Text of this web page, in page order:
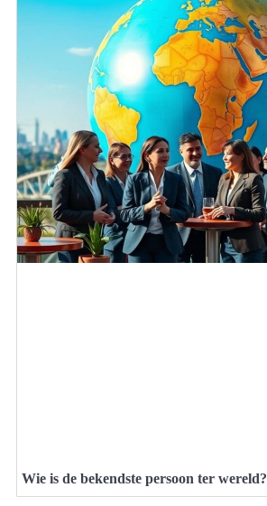
Wie is de bekendste persoon ter wereld?